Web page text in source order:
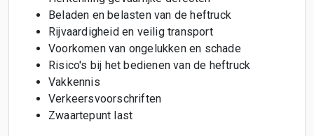
Beladen en belasten van de heftruck
Rijvaardigheid en veilig transport
Voorkomen van ongelukken en schade
Risico's bij het bedienen van de heftruck
Vakkennis
Verkeersvoorschriften
Zwaartepunt last